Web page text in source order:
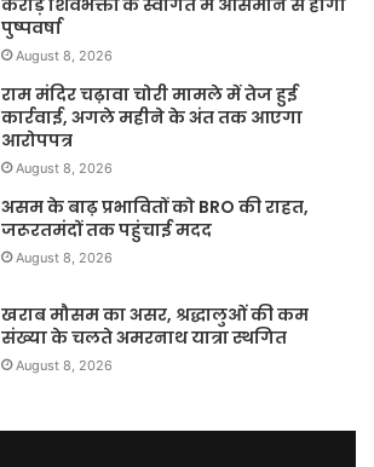
करोड़ शिवभक्तों के स्वागत में आसमान से होगी
पुष्पवर्षा
August 8, 2026
राम मंदिर चढ़ावा चोरी मामले में तेज हुई
कार्रवाई, अगले महीने के अंत तक आएगा
आरोपपत्र
August 8, 2026
असम के बाढ़ प्रभावितों को BRO की राहत,
जरूरतमंदों तक पहुंचाई मदद
August 8, 2026
खराब मौसम का असर, श्रद्धालुओं की कम
संख्या के चलते अमरनाथ यात्रा स्थगित
August 8, 2026